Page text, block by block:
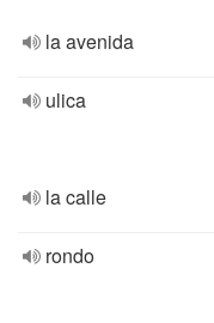
la avenida
ulica
la calle
rondo